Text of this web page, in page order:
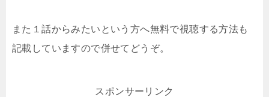
また１話からみたいという方へ無料で視聴する方法も
記載していますので併せてどうぞ。
スポンサーリンク